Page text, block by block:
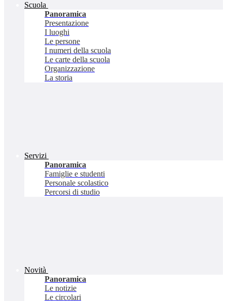
Scuola
Panoramica
Presentazione
I luoghi
Le persone
I numeri della scuola
Le carte della scuola
Organizzazione
La storia
Servizi
Panoramica
Famiglie e studenti
Personale scolastico
Percorsi di studio
Novità
Panoramica
Le notizie
Le circolari